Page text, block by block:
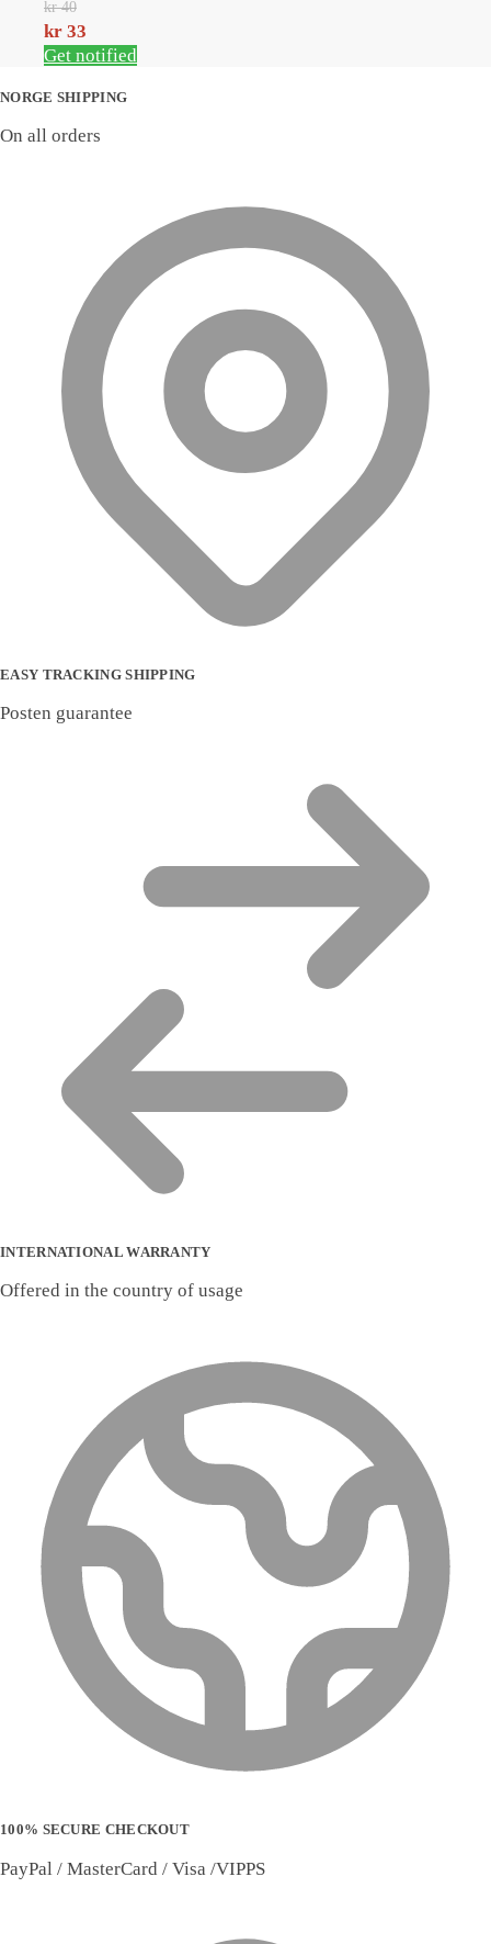
kr 33.
kr40
Opprinnelig
pris
var:
kr 40.
kr 33
Nåværende
er:
Get notified
NORGE SHIPPING
On all orders
EASY TRACKING SHIPPING
Posten guarantee
INTERNATIONAL WARRANTY
Offered in the country of usage
100% SECURE CHECKOUT
PayPal / MasterCard / Visa /VIPPS